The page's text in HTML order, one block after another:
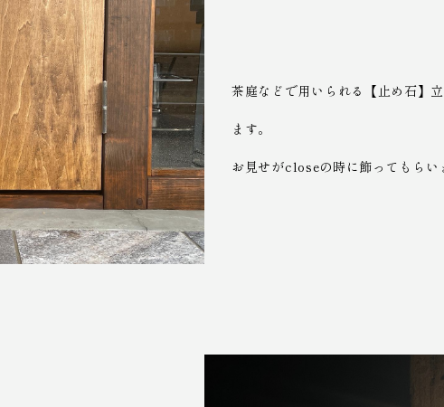
茶庭などで用いられる【止め石】
ます。
お見せがcloseの時に飾ってもらい